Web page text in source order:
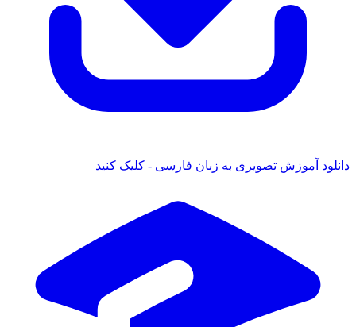
دانلود آموزش تصویری به زبان فارسی - کلیک کنید